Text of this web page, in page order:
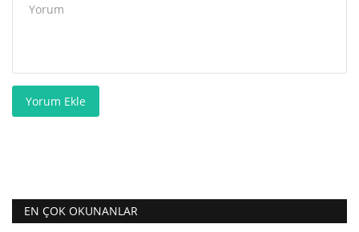
Yorum Ekle
EN ÇOK OKUNANLAR